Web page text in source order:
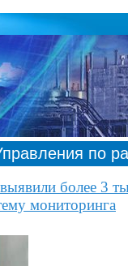
по
более 3
мониторинга